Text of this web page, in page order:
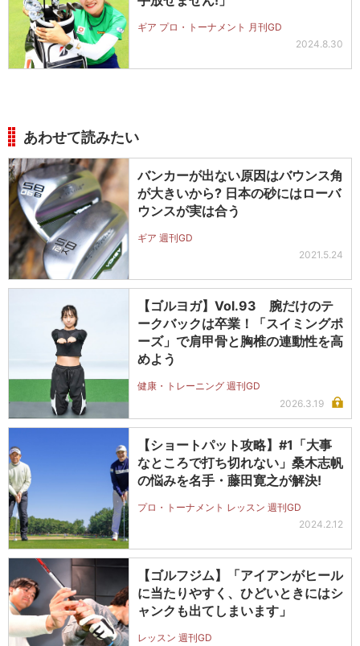
ギア プロ・トーナメント 月刊GD
2024.8.30
あわせて読みたい
バンカーが出ない原因はバウンス角
が大きいから? 日本の砂にはローバ
ウンスが実は合う
ギア 週刊GD
2021.5.24
【ゴルヨガ】Vol.93 腕だけのテ
ークバックは卒業！「スイミングポ
ーズ」で肩甲骨と胸椎の連動性を高
めよう
健康・トレーニング 週刊GD
2026.3.19
【ショートパット攻略】#1「大事
なところで打ち切れない」桑木志帆
の悩みを名手・藤田寛之が解決!
プロ・トーナメント レッスン 週刊GD
2024.2.12
【ゴルフジム】「アイアンがヒール
に当たりやすく、ひどいときにはシ
ャンクも出てしまいます」
レッスン 週刊GD